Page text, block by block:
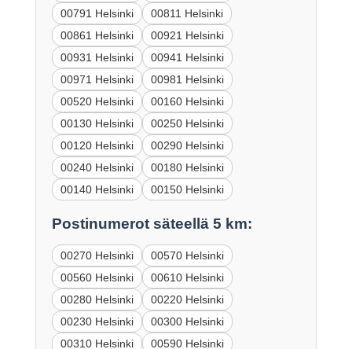
00791 Helsinki
00811 Helsinki
00861 Helsinki
00921 Helsinki
00931 Helsinki
00941 Helsinki
00971 Helsinki
00981 Helsinki
00520 Helsinki
00160 Helsinki
00130 Helsinki
00250 Helsinki
00120 Helsinki
00290 Helsinki
00240 Helsinki
00180 Helsinki
00140 Helsinki
00150 Helsinki
Postinumerot säteellä 5 km:
00270 Helsinki
00570 Helsinki
00560 Helsinki
00610 Helsinki
00280 Helsinki
00220 Helsinki
00230 Helsinki
00300 Helsinki
00310 Helsinki
00590 Helsinki